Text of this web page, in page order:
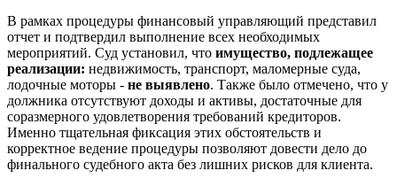
В рамках процедуры финансовый управляющий представил
отчет и подтвердил выполнение всех необходимых
мероприятий. Суд установил, что имущество, подлежащее
реализации: недвижимость, транспорт, маломерные суда,
лодочные моторы - не выявлено. Также было отмечено, что у
должника отсутствуют доходы и активы, достаточные для
соразмерного удовлетворения требований кредиторов.
Именно тщательная фиксация этих обстоятельств и
корректное ведение процедуры позволяют довести дело до
финального судебного акта без лишних рисков для клиента.